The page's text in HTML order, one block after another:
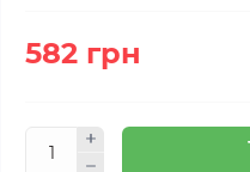
582 грн